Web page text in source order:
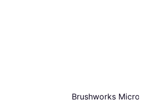
Brushworks Micro